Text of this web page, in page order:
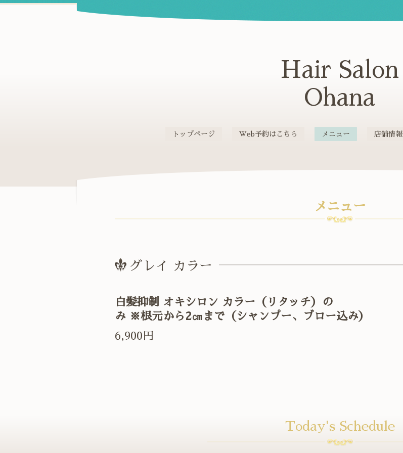
Hair Salon
Ohana
トップページ Web予約はこちら メニュー 店舗情報
メニュー
グレイ カラー
白髪抑制 オキシロン カラー（リタッチ）の
み ※根元から2㎝まで（シャンプー、ブロー込み）
6,900円
Today's Schedule